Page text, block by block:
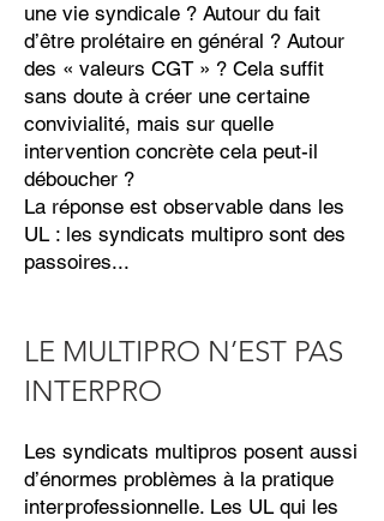
une vie syndicale ? Autour du fait
d’être prolétaire en général ? Autour
des « valeurs CGT » ? Cela suffit
sans doute à créer une certaine
convivialité, mais sur quelle
intervention concrète cela peut-il
déboucher ?
La réponse est observable dans les
UL : les syndicats multipro sont des
passoires...
LE MULTIPRO N’EST PAS
INTERPRO
Les syndicats multipros posent aussi
d’énormes problèmes à la pratique
interprofessionnelle. Les UL qui les